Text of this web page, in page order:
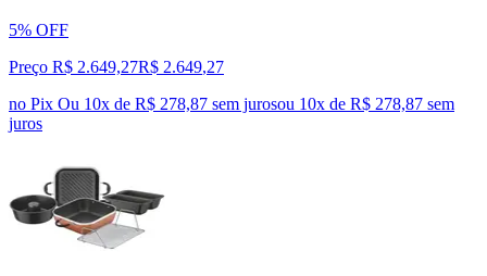
5% OFF
Preço R$ 2.649,27R$ 2.649,27
no Pix Ou 10x de R$ 278,87 sem jurosou 10x de R$ 278,87 sem
juros